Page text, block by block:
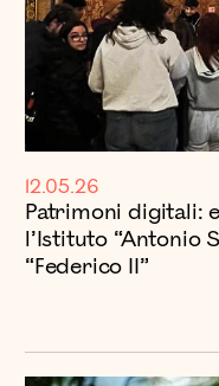
12.05.26
Patrimoni digitali:
l’Istituto “Antonio
“Federico II”